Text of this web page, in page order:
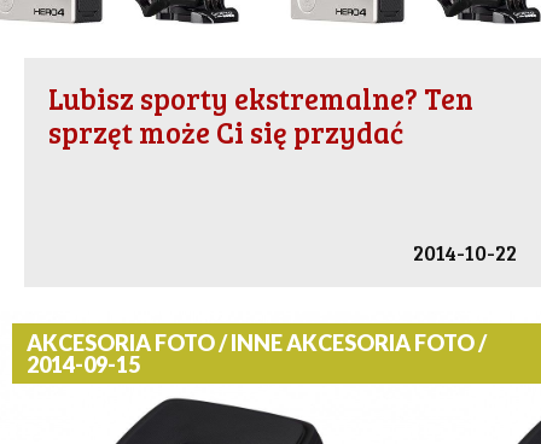
Lubisz sporty ekstremalne? Ten
sprzęt może Ci się przydać
2014-10-22
AKCESORIA FOTO / INNE AKCESORIA FOTO /
2014-09-15